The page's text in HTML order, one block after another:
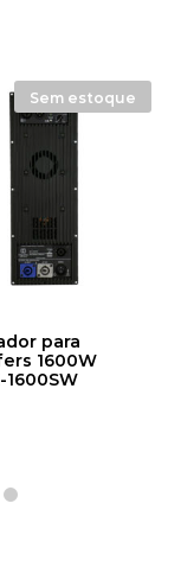
Sem estoque
para
1600W